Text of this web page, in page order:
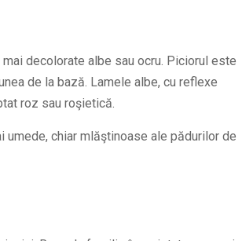
decolorate albe sau ocru. Piciorul este
de la bază. Lamele albe, cu reflexe
roz sau roşietică.
chiar mlăştinoase ale pădurilor de